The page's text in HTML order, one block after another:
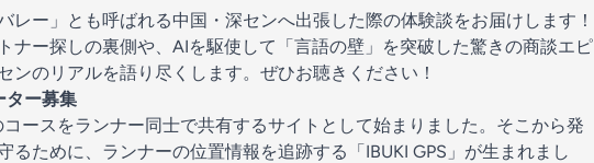
レー」とも呼ばれる中国・深センへ出張した際の体験談をお届けします！
ナー探しの裏側や、AIを駆使して「言語の壁」を突破した驚きの商談エピ
ンのリアルを語り尽くします。ぜひお聴きください！
ター募集
コースをランナー同士で共有するサイトとして始まりました。そこから発
るために、ランナーの位置情報を追跡する「IBUKI GPS」が生まれまし